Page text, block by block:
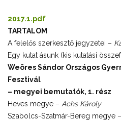
2017.1.pdf
TARTALOM
A felelős szerkesztő jegyzetei –
Egy kutat ásunk (kis kutatási
Weöres Sándor Országos
Fesztivál
– megyei bemutatók, 1. rész
Heves megye – Achs Károly
Szabolcs-Szatmár-Bereg megye –